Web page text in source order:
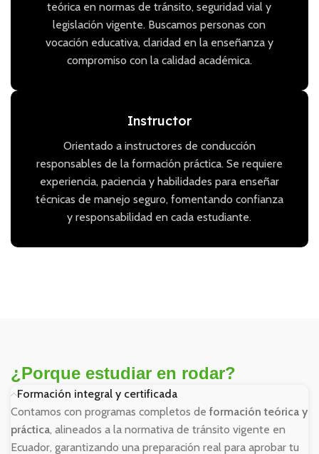
teórica en normas de tránsito, seguridad vial y
legislación vigente. Buscamos personas con
vocación educativa, claridad en la enseñanza y
compromiso con la calidad académica.
Instructor
Orientado a instructores de conducción
responsables de la formación práctica. Se requiere
experiencia, paciencia y habilidades para enseñar
técnicas de manejo seguro, fomentando confianza
y responsabilidad en cada estudiante.
¿Porque estudiar en rodar?
Formación integral y certificada
Contamos con programas completos de formación teórica y
práctica, alineados a la normativa de tránsito vigente en
Ecuador, garantizando una preparación real para aprobar tu